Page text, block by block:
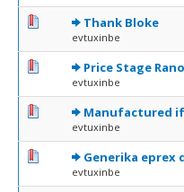
Thank Bloke
evtuxinbe
0 Votes - 0 sur 5
Price Stage
evtuxinbe
0 Votes - 0 sur 5
1
Manufactured
evtuxinbe
0 Votes - 0 sur 512
Generika eprex
evtuxinbe
0 Votes - 0 sur 5
1